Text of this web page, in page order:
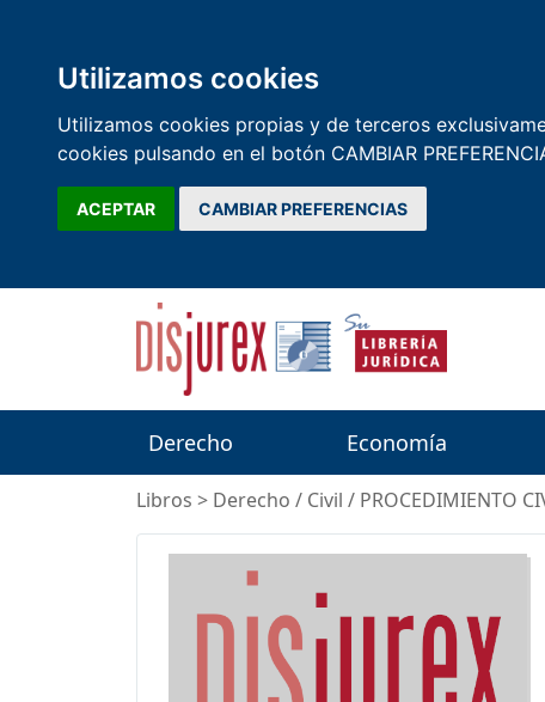
Utilizamos cookies
Utilizamos cookies propias y de terceros
cookies pulsando en el botón CAMBIAR
ACEPTAR CAMBIAR PREFERENCIAS
Derecho Economía
Libros > Derecho / Civil / PROCEDIMIENTO